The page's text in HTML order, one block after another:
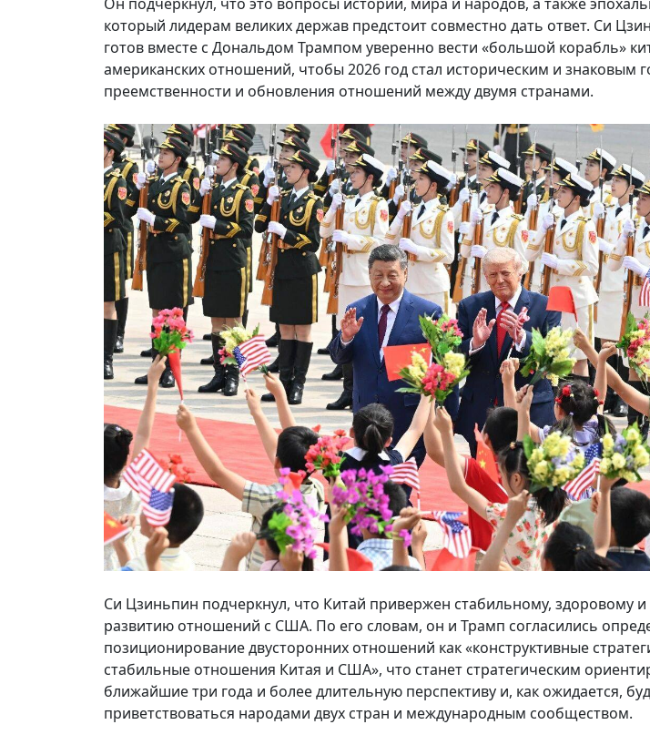
который лидерам великих держав предстоит совместно дать ответ. Си
готов вместе с Дональдом Трампом уверенно вести «большой корабль»
американских отношений, чтобы 2026 год стал историческим и знаковым
преемственности и обновления отношений между двумя странами.
Си Цзиньпин подчеркнул, что Китай привержен стабильному, здоровому
развитию отношений с США. По его словам, он и Трамп согласились
позиционирование двусторонних отношений как «конструктивные
стабильные отношения Китая и США», что станет стратегическим
ближайшие три года и более длительную перспективу и, как ожидается,
приветствоваться народами двух стран и международным сообществом.